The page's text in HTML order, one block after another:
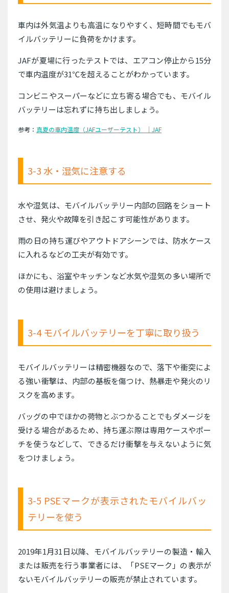
車内は外気温よりも高温になりやすく、短時間でもモバ
イルバッテリーに負荷をかけます。
JAFが夏場に行ったテストでは、エアコン停止から15分
で車内温度が31℃を超えることがわかっています。
コンビニやスーパーなどに立ち寄る場合でも、モバイル
バッテリーは忘れずに持ち出しましょう。
参考： 真夏の車内温度（JAFユーザーテスト） ｜JAF
3-3 水・湿気に注意する
水や湿気は、モバイルバッテリー内部の回路をショート
させ、発火や故障を引き起こす可能性があります。
雨の日の持ち運びやアウトドアシーンでは、防水ケース
に入れるなどの工夫が有効です。
ほかにも、浴室やキッチンなど水気や湿気の多い場所で
の使用は避けましょう。
3-4 モバイルバッテリーを丁寧に取り扱う
モバイルバッテリーは精密機器なので、落下や衝突によ
る強い衝撃は、内部の基板を傷つけ、熱暴走や発火のリ
スクを高めます。
バッグの中でほかの荷物とぶつかることでもダメージを
受ける場合があるため、持ち運ぶ際は専用ケースやポー
チを使うなどして、できるだけ衝撃を与えないように気
をつけましょう。
3-5 PSEマークが表示されたモバイルバッ
テリーを使う
2019年1月31日以降、モバイルバッテリーの製造・輸入
または販売を行う事業者には、「PSEマーク」の表示が
ないモバイルバッテリーの販売が禁止されています。